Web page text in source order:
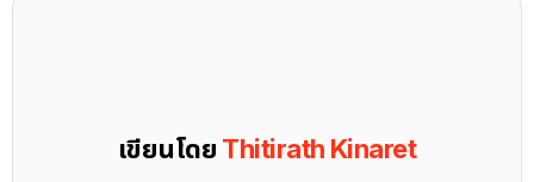
เขียนโดย Thitirath Kinaret